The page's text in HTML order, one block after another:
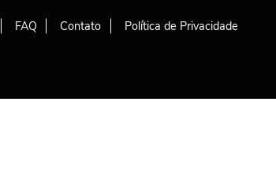
FAQ Contato Política de Privacidade